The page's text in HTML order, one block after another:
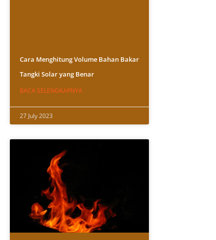
Cara Menghitung Volume Bahan Bakar
Tangki Solar yang Benar
BACA SELENGKAPNYA
27 July 2023